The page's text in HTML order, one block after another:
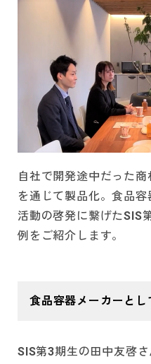
自社で開発途中だった
を通じて製品化。食品
活動の啓発に繋げたSIS
例をご紹介します。
食品容器メーカーとし
SIS第3期生の田中友啓